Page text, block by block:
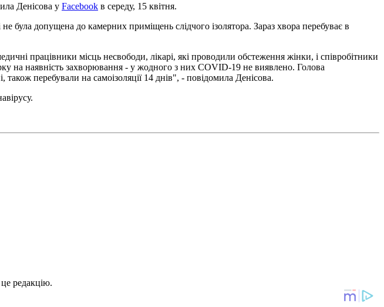
Денісова у Facebook в середу, 15 квітня.
була допущена до камерних приміщень слідчого ізолятора. Зараз хвора перебуває в
працівники місць несвободи, лікарі, які проводили обстеження жінки, і співробітники
на наявність захворювання - у жодного з них COVID-19 не виявлено. Голова
перебували на самоізоляції 14 днів", - повідомила Денісова.
редакцію.